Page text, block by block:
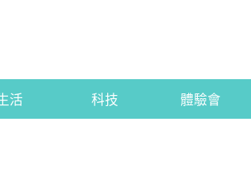
活 科技 體驗會